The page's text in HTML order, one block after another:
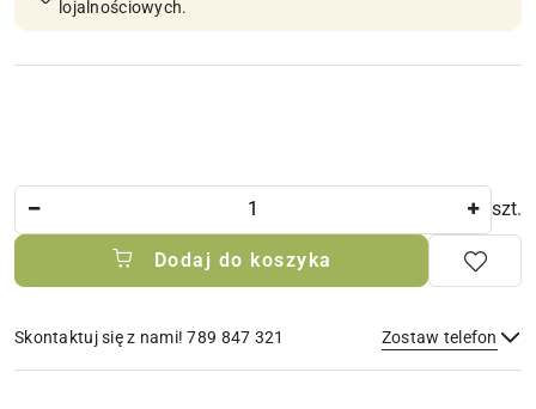
lojalnościowych.
szt.
Dodaj do koszyka
Skontaktuj się z nami! 789 847 321 Zostaw telefon